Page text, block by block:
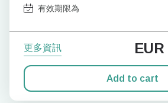
有效期限為
更多資訊 EUR
Add to cart